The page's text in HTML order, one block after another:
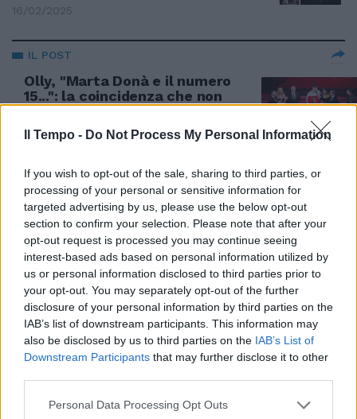
Il Tempo - Do Not Process My Personal Information
If you wish to opt-out of the sale, sharing to third parties, or
processing of your personal or sensitive information for
targeted advertising by us, please use the below opt-out
section to confirm your selection. Please note that after your
opt-out request is processed you may continue seeing
interest-based ads based on personal information utilized by
us or personal information disclosed to third parties prior to
your opt-out. You may separately opt-out of the further
disclosure of your personal information by third parties on the
IAB’s list of downstream participants. This information may
also be disclosed by us to third parties on the IAB’s List of
Downstream Participants that may further disclose it to other
Personal Data Processing Opt Outs
16/02/2025
IL POST
Olly, "Marta Donà e il numero
15...": la coincidenza che non
sfugge a Mentana
16/02/2025
L'INTERVISTA
Olly vince Sanremo. "La musica?
Spero duri per sempre": cosa ci
aveva raccontato nell'edicola
degli artisti | VIDEO
16/02/2025
TUTTI I DATI
Ascolti, il vero vincitore di
Sanremo è Conti: italiani
incollati alla tv per la finale
16/02/2025